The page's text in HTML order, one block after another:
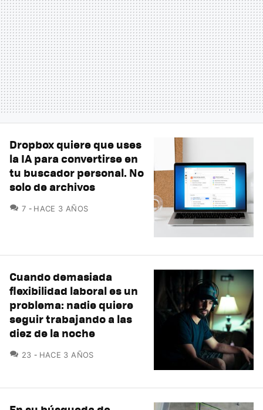
Dropbox quiere que uses
la IA para convertirse en
tu buscador personal. No
solo de archivos
7 COMENTARIOS
HACE 3 AÑOS
Cuando demasiada
flexibilidad laboral es un
problema: nadie quiere
seguir trabajando a las
diez de la noche
23 COMENTARIOS
HACE 3 AÑOS